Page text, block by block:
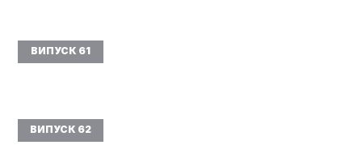
ВИПУСК 61
ВИПУСК 62